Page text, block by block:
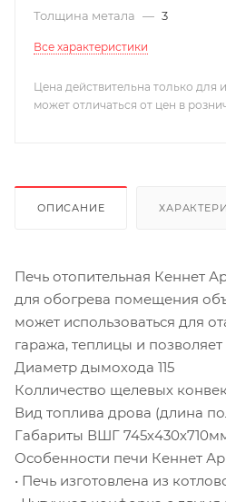
Толщина метала — 3
Все характеристики
Цена действительна только для
может отличаться от цен в
ОПИСАНИЕ
Печь отопительная Кеннет
для обогрева помещения
может использоваться для
гаража, теплицы и
Диаметр дымохода 115
Колличество щелевых
Вид топлива дрова (длина
Габариты ВШГ
Особенности печи Кеннет
• Печь изготовлена из